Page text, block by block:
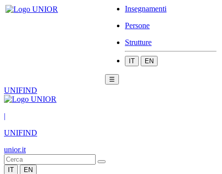
Insegnamenti
Persone
Strutture
IT EN
☰
UNIFIND
|
UNIFIND
unior.it
IT EN